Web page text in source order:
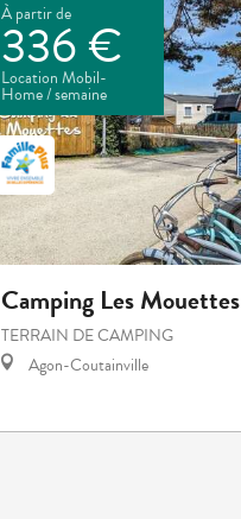
À partir de
336 €
Location Mobil-
Home / semaine
Camping Les Mouettes
TERRAIN DE CAMPING
Agon-Coutainville